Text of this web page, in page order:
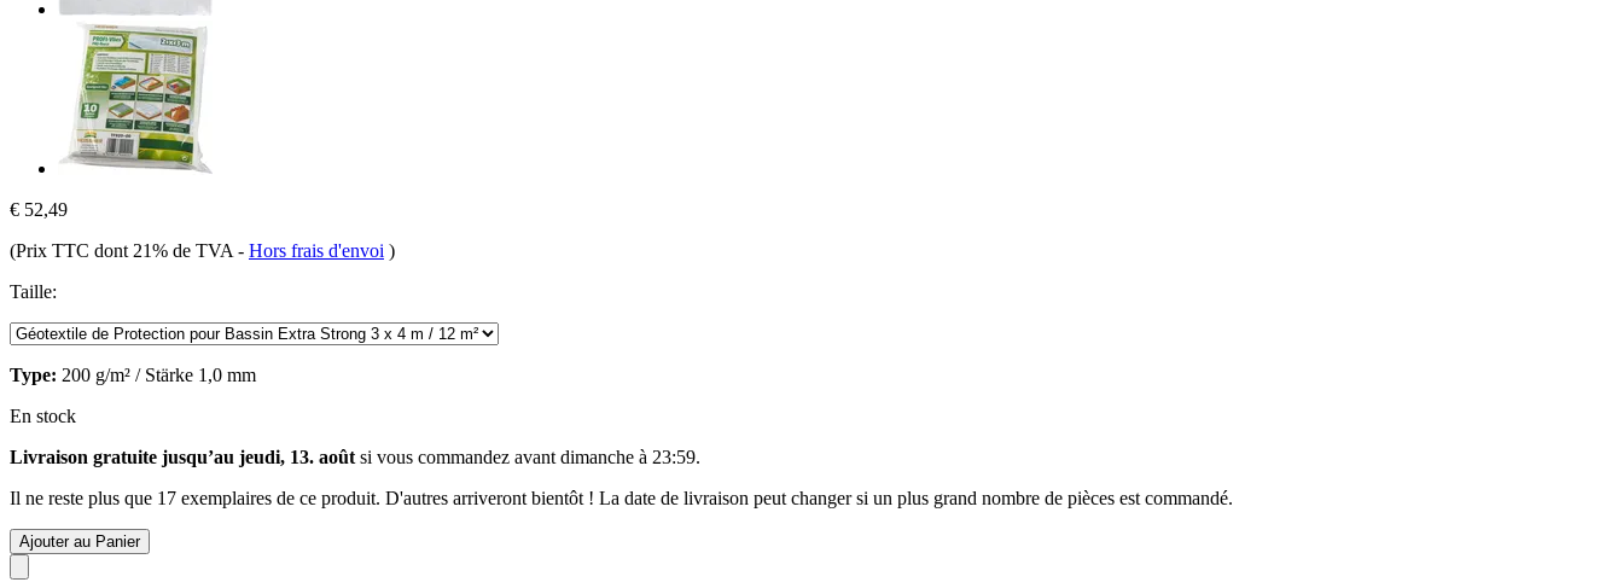
€ 52,49
(Prix TTC dont 21% de TVA - Hors frais d'envoi )
Taille:
Type: 200 g/m² / Stärke 1,0 mm
En stock
Livraison gratuite jusqu’au jeudi, 13. août si vous commandez avant dimanche à 23:59.
Il ne reste plus que 17 exemplaires de ce produit. D'autres arriveront bientôt ! La date de livraison peut changer si un plus grand nombre de pièces est commandé.
Ajouter au Panier